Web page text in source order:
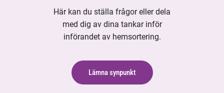
Här kan du ställa frågor eller dela
med dig av dina tankar inför
införandet av hemsortering.
Lämna synpunkt